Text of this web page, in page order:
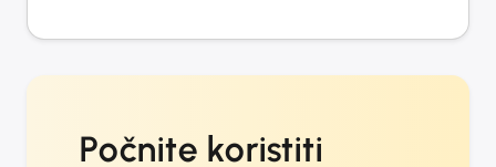
Počnite koristiti